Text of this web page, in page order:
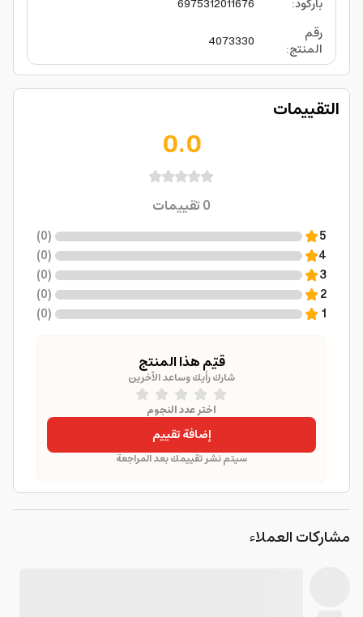
باركود:
6975312011676
رقم
المنتج:
4073330
التقييمات
0.0
0تقييمات
5
(
0
)
4
(
0
)
3
(
0
)
2
(
0
)
1
(
0
)
قيّم هذا المنتج
شارك رأيك وساعد الآخرين
اختر عدد النجوم
إضافة تقييم
سيتم نشر تقييمك بعد المراجعة
مشاركات العملاء